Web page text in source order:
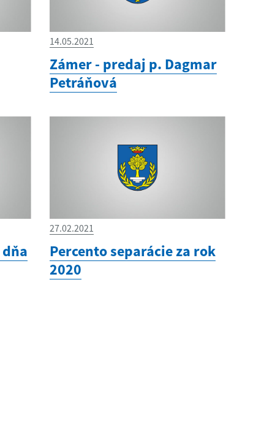
14.05.2021
Zámer - predaj p. Dagmar
Petráňová
27.02.2021
Percento separácie za rok
2020